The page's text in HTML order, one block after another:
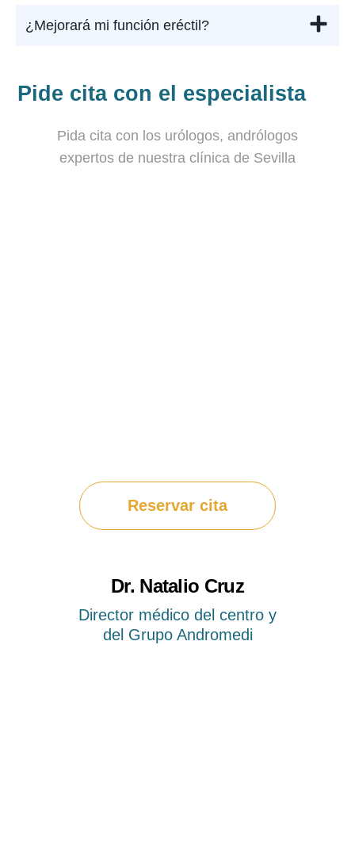
¿Mejorará mi función eréctil?
Pida cita con los urólogos, andrólogos
expertos de nuestra clínica de Sevilla
Reservar cita
Dr. Natalio Cruz
Director médico del centro y
del Grupo Andromedi
Pide cita con el especialista